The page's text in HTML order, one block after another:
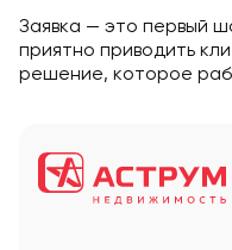
Заявка — это первый
приятно приводить
решение, которое